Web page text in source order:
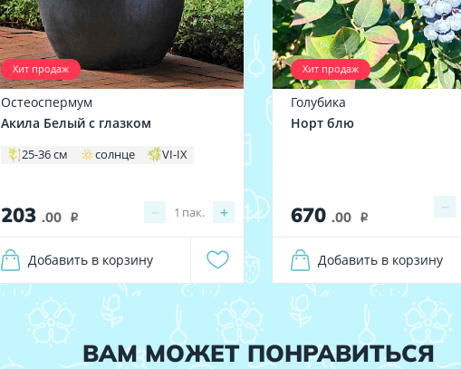
Хит продаж
Остеоспермум
Акила Белый с глазком
25-36 см солнце VI-IX
203 .00 i − +
1 пак.
Добавить в корзину
Хит продаж
Голубика
Норт блю
670 .00 i
−
Добавить в корзину
ВАМ МОЖЕТ ПОНРАВИТЬСЯ